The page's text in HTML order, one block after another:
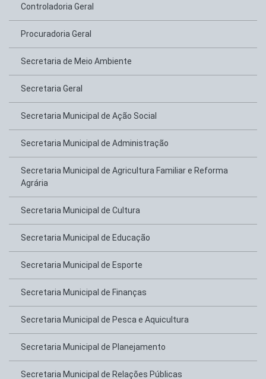
Controladoria Geral
Procuradoria Geral
Secretaria de Meio Ambiente
Secretaria Geral
Secretaria Municipal de Ação Social
Secretaria Municipal de Administração
Secretaria Municipal de Agricultura Familiar e Reforma
Agrária
Secretaria Municipal de Cultura
Secretaria Municipal de Educação
Secretaria Municipal de Esporte
Secretaria Municipal de Finanças
Secretaria Municipal de Pesca e Aquicultura
Secretaria Municipal de Planejamento
Secretaria Municipal de Relações Públicas